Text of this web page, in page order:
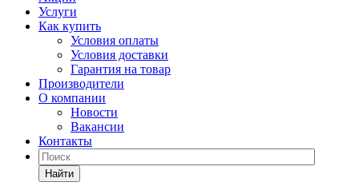
Услуги
Как купить
Условия оплаты
Условия доставки
Гарантия на товар
Производители
О компании
Новости
Вакансии
Контакты
Найти